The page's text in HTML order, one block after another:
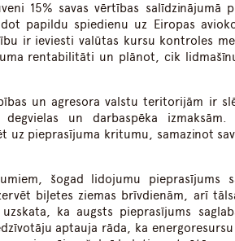
15% savas vērtības salīdzinājumā
papildu spiedienu uz Eiropas
ir ieviesti valūtas kursu kontroles
rentabilitāti un plānot, cik
un agresora valstu teritorijām ir
un darbaspēka izmaksām.
uz pieprasījuma kritumu, samazinot
šogad lidojumu pieprasījums
biļetes ziemas brīvdienām, arī
ka augsts pieprasījums
aptauja rāda, ka